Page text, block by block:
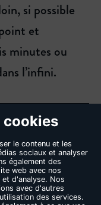
si possible
et
minutes ou
l’infini.